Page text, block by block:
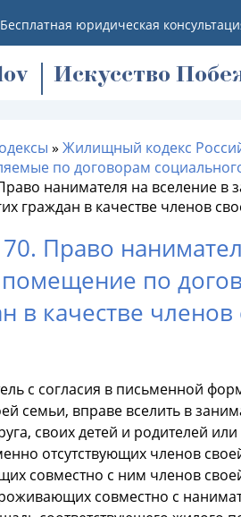
Бесплатная юридическая
Искусство
» Жилищный кодекс
по договорам
нанимателя на вселение
граждан в качестве членов
70. Право
по
в качестве
с согласия в письменной
семьи, вправе вселить в
своих детей и родителей
отсутствующих членов
совместно с ним членов
совместно с